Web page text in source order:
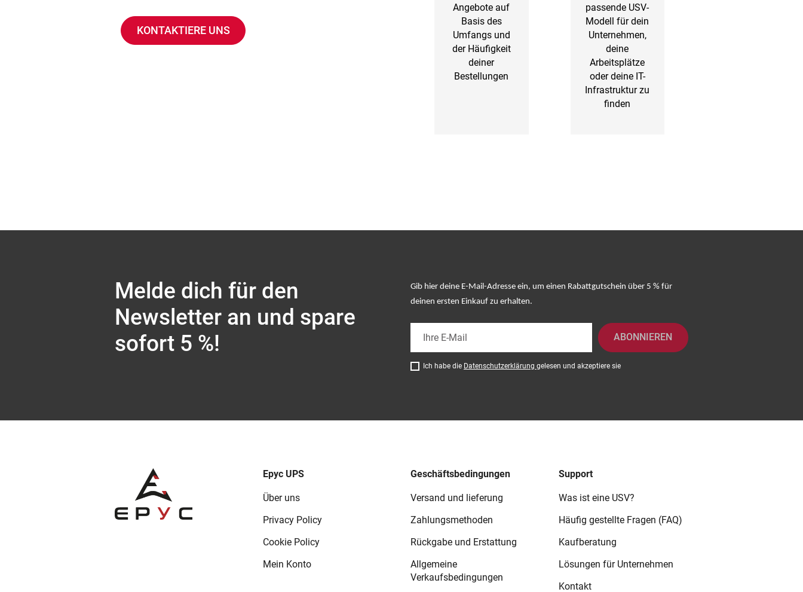
KONTAKTIERE UNS
Angebote auf
Basis des
Umfangs und
der Häufigkeit
deiner
Bestellungen
passende USV-
Modell für dein
Unternehmen,
deine
Arbeitsplätze
oder deine IT-
Infrastruktur zu
finden
Melde dich für den
Newsletter an und spare
sofort 5 %!
Gib hier deine E-Mail-Adresse ein, um einen Rabattgutschein über 5 % für
deinen ersten Einkauf zu erhalten.
ABONNIEREN
Ich habe die Datenschutzerklärung gelesen und akzeptiere sie
Epyc UPS
Über uns
Privacy Policy
Cookie Policy
Mein Konto
Geschäftsbedingungen
Versand und lieferung
Zahlungsmethoden
Rückgabe und Erstattung
Allgemeine
Verkaufsbedingungen
Support
Was ist eine USV?
Häufig gestellte Fragen (FAQ)
Kaufberatung
Lösungen für Unternehmen
Kontakt